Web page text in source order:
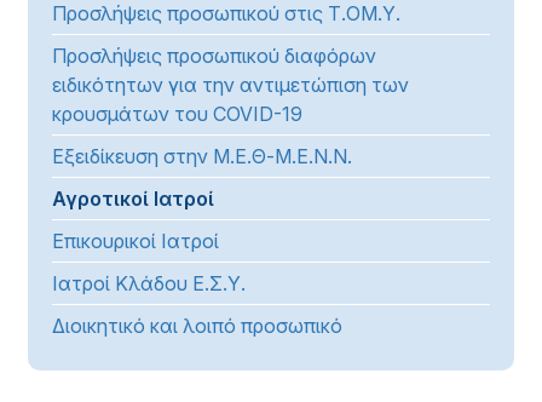
Προσλήψεις προσωπικού στις Τ.ΟΜ.Υ.
Προσλήψεις προσωπικού διαφόρων
ειδικότητων για την αντιμετώπιση των
κρουσμάτων του COVID-19
Εξειδίκευση στην Μ.Ε.Θ-Μ.Ε.Ν.Ν.
Αγροτικοί Ιατροί
Επικουρικοί Ιατροί
Ιατροί Κλάδου Ε.Σ.Υ.
Διοικητικό και λοιπό προσωπικό